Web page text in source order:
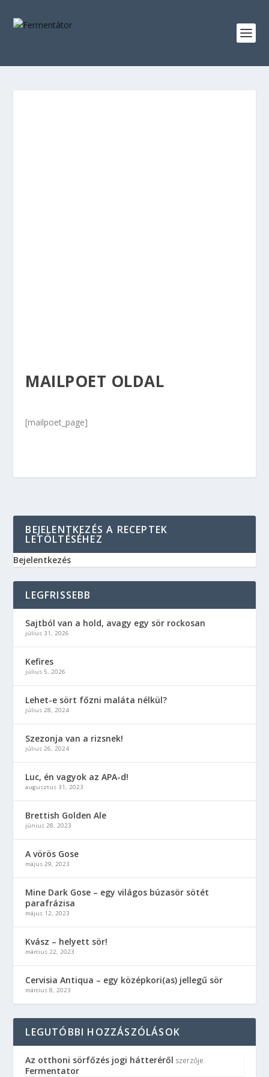
MAILPOET OLDAL
[mailpoet_page]
BEJELENTKEZÉS A RECEPTEK
LETÖLTÉSÉHEZ
Bejelentkezés
LEGFRISSEBB
Sajtból van a hold, avagy egy sör rockosan
július 31, 2026
Kefires
július 5, 2026
Lehet-e sört főzni maláta nélkül?
július 28, 2024
Szezonja van a rizsnek!
július 26, 2024
Luc, én vagyok az APA-d!
augusztus 31, 2023
Brettish Golden Ale
június 28, 2023
A vörös Gose
május 29, 2023
Mine Dark Gose – egy világos búzasör sötét
parafrázisa
május 12, 2023
Kvász – helyett sör!
március 22, 2023
Cervisia Antiqua – egy középkori(as) jellegű sör
március 8, 2023
LEGUTÓBBI HOZZÁSZÓLÁSOK
Az otthoni sörfőzés jogi hátteréről szerzője
Fermentator